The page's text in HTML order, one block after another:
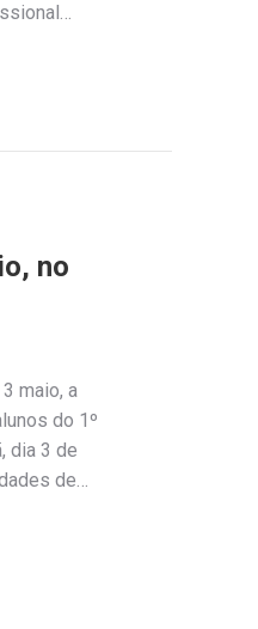
no
maio, a
do 1º
dia 3 de
de…